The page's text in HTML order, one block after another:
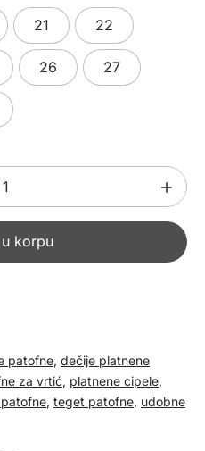
21 22
26 27
korpu
patofne, dečije platnene
za vrtić, platnene cipele,
, teget patofne, udobne